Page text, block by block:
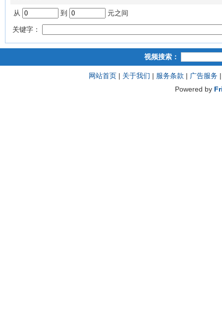
从 到 元之间
关键字：
视频搜索：
网站首页 | 关于我们 | 服务条款 | 广告服务
Powered by